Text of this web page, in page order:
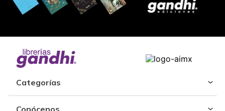
Categorías
Conócenos